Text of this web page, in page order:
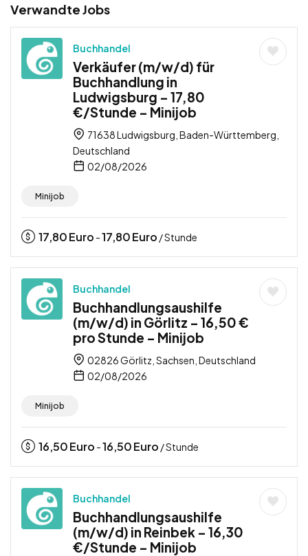
Verwandte Jobs
Buchhandel
Verkäufer (m/w/d) für
Buchhandlung in
Ludwigsburg – 17,80
€/Stunde – Minijob
71638 Ludwigsburg, Baden-Württemberg,
Deutschland
02/08/2026
Minijob
17,80Euro -17,80Euro / Stunde
Buchhandel
Buchhandlungsaushilfe
(m/w/d) in Görlitz – 16,50 €
pro Stunde – Minijob
02826 Görlitz, Sachsen, Deutschland
02/08/2026
Minijob
16,50Euro -16,50Euro / Stunde
Buchhandel
Buchhandlungsaushilfe
(m/w/d) in Reinbek – 16,30
€/Stunde – Minijob